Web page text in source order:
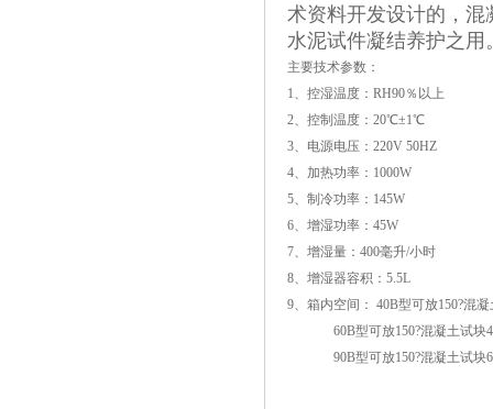
术资料开发设计的，
水泥试件凝结养护之用
主要技术参数：
1、控湿温度：RH90％以上
2、控制温度：20℃±1℃
3、电源电压：220V 50HZ
4、加热功率：1000W
5、制冷功率：145W
6、增湿功率：45W
7、增湿量：400毫升/小时
8、增湿器容积：5.5L
9、箱内空间： 40B型可放150?混
60B型可放150?混凝土试块
90B型可放150?混凝土试块